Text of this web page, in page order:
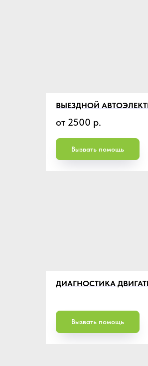
ВЫЕЗДНОЙ
от 2500 р.
Вызвать помощь
ДИАГНОСТИКА
Вызвать помощь